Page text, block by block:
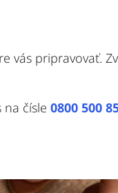
vás pripravovať.
čísle 0800 500